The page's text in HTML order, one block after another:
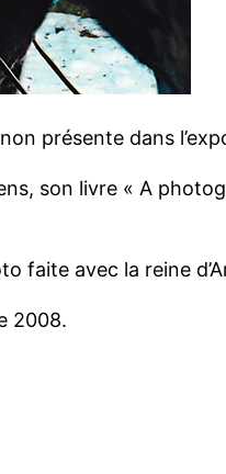
présente dans
son livre « A
faite avec la reine
2008.